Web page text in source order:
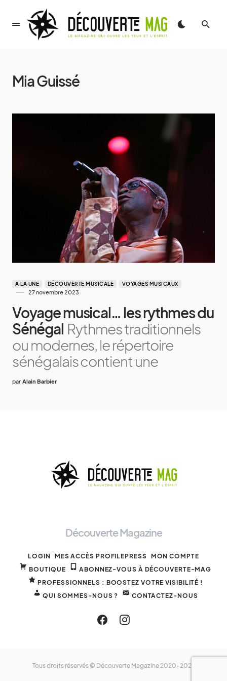
Mia Guissé
A LA UNE DÉCOUVERTE MUSICALE VOYAGES MUSICAUX
27 novembre 2023
Voyage musical… les rythmes du
Sénégal Rythmes traditionnels
ou modernes, le répertoire
sénégalais contient une
par Alain Barbier
Découverte Magazine
LOGIN MES ACCÈS PROFILEPRESS MON COMPTE
BOUTIQUE
ABONNEZ-VOUS À DÉCOUVERTE-MAG
PROFESSIONNELS : BOOSTEZ VOTRE VISIBILITÉ !
QUI SOMMES-NOUS ?
CONTACTEZ-NOUS
Tous droits réservés © Découverte Magazine 2020-2025